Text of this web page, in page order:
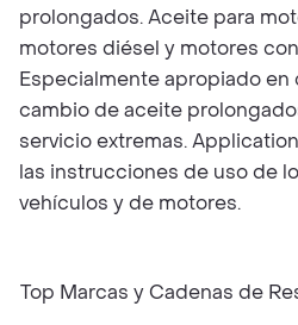
prolongados. Aceite para
motores diésel y motores
Especialmente apropiado en
cambio de aceite
servicio extremas.
las instrucciones de uso de
vehículos y de motores.
Top Marcas y Cadenas de